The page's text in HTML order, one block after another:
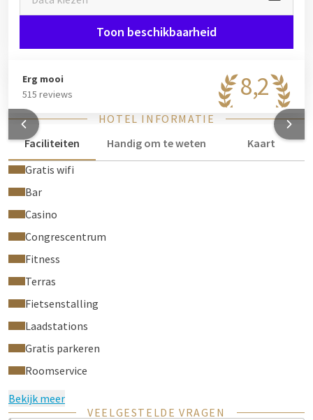
Toon beschikbaarheid
8,2
Erg mooi
515 reviews
HOTEL INFORMATIE
Faciliteiten
Handig om te weten
Kaart
Gratis wifi
Bar
Casino
Congrescentrum
Fitness
Terras
Fietsenstalling
Laadstations
Gratis parkeren
Roomservice
Bekijk meer
VEELGESTELDE VRAGEN